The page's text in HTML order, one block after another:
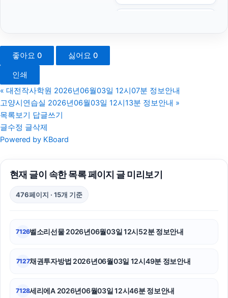
동작하수구막힘
마포구하수구막힘
강남하수구막힘
강동구하수구막힘
좋아요 0 싫어요 0
인쇄
« 대전작사학원 2026년06월03일 12시07분 정보안내
고양시연습실 2026년06월03일 12시13분 정보안내 »
목록보기 답글쓰기
글수정 글삭제
Powered by KBoard
현재 글이 속한 목록 페이지 글 미리보기
476페이지 · 15개 기준
7126벨소리선물 2026년06월03일 12시52분 정보안내
7127채권투자방법 2026년06월03일 12시49분 정보안내
7128세리에A 2026년06월03일 12시46분 정보안내